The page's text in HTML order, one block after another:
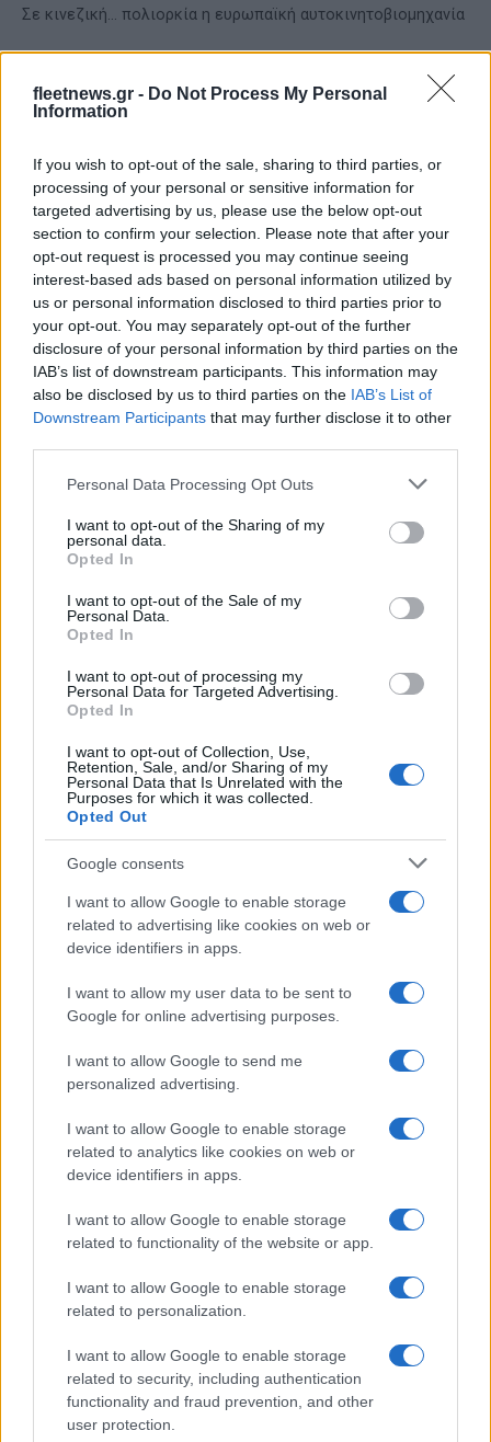
fleetnews.gr - Do Not Process My Personal
Information
If you wish to opt-out of the sale, sharing to third parties, or
processing of your personal or sensitive information for
targeted advertising by us, please use the below opt-out
section to confirm your selection. Please note that after your
opt-out request is processed you may continue seeing
interest-based ads based on personal information utilized by
us or personal information disclosed to third parties prior to
your opt-out. You may separately opt-out of the further
disclosure of your personal information by third parties on the
IAB’s list of downstream participants. This information may
also be disclosed by us to third parties on the IAB’s List of
Downstream Participants that may further disclose it to other
Please note that this website/app uses one or more Google
not limited to your visit or usage behaviour. You may click to
grant or deny consent to Google and its third-party tags to
use your data for below specified purposes in below Google
consent section.
Personal Data Processing Opt Outs
I want to opt-out of the Sharing of my
personal data.
Opted In
I want to opt-out of the Sale of my
Personal Data.
Opted In
I want to opt-out of processing my
Personal Data for Targeted Advertising.
Opted In
I want to opt-out of Collection, Use,
Retention, Sale, and/or Sharing of my
Personal Data that Is Unrelated with the
Purposes for which it was collected.
Opted Out
Google consents
I want to allow Google to enable storage
related to advertising like cookies on web or
device identifiers in apps.
I want to allow my user data to be sent to
Google for online advertising purposes.
I want to allow Google to send me
personalized advertising.
I want to allow Google to enable storage
related to analytics like cookies on web or
device identifiers in apps.
I want to allow Google to enable storage
related to functionality of the website or app.
I want to allow Google to enable storage
related to personalization.
I want to allow Google to enable storage
related to security, including authentication
functionality and fraud prevention, and other
user protection.
Σε κινεζική… πολιορκία η ευρωπαϊκή αυτοκινητοβιομηχανία
Κασελάκης: «Το όραμα του
Αμαρουσίου με κέρδισε –
Να δικαιώσω τη διοίκηση
και τον προπονητή»
Καρδίτσα: Ολοκλήρωσε την
εξάδα των ξένων με την
απόκτηση του Τζόρνταν
ΜακΡέι
ΑΑΔΕ για τα ανασφάλιστα οχήματα
Μεσόγειο: Η κλιματική
κρίση παραλύει την
ευρωπαϊκή οικονομία
Kατάθεση αιτήσεων
ανεξάρτητα από το
αποδοτικότητας
δολάρια στην KG Mobility
της συνεργασίας τους μέχρι
το 2028
18η συνεχόμενη χρονιά για τον ΟΤΕ στη διεθνή σειρά
δεικτών FTSE4Good